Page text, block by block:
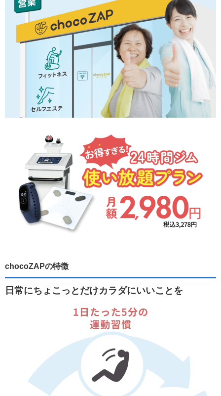
chocoZAPの特徴
日常にちょこっとだけカラダにいいことを